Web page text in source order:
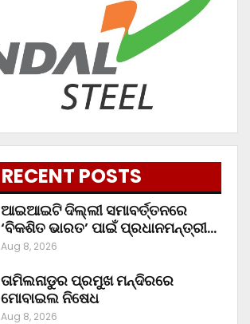
RECENT POSTS
ଆଇଆଇଟି ଦିଲ୍ଲୀ ସମାବର୍ତ୍ତନରେ
‘ବିକଶିତ ଭାରତ’ ପାଇଁ ପ୍ରଧାନମନ୍ତ୍ରୀ…
Aug 8, 2026
ତାମିଲନାଡୁର ପ୍ରମୁଖ ମନ୍ଦିରରେ
ମୋବାଇଲ ନିଷେଧ
Aug 8, 2026